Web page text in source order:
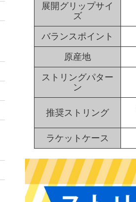
展開グリップサイ
ズ
バランスポイント
原産地
ストリングパター
ン
推奨ストリング
ラケットケース